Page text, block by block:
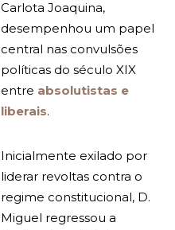
Carlota Joaquina,
desempenhou um papel
central nas convulsões
políticas do século XIX
entre absolutistas e
liberais.
Inicialmente exilado por
liderar revoltas contra o
regime constitucional, D.
Miguel regressou a